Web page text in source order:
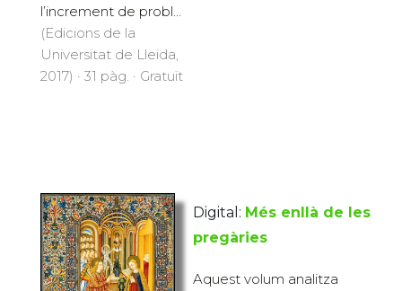
l’increment de probl...
(Edicions de la
Universitat de Lleida,
2017) · 31 pàg. · Gratuït
Digital: Més enllà de les
pregàries
Aquest volum analitza